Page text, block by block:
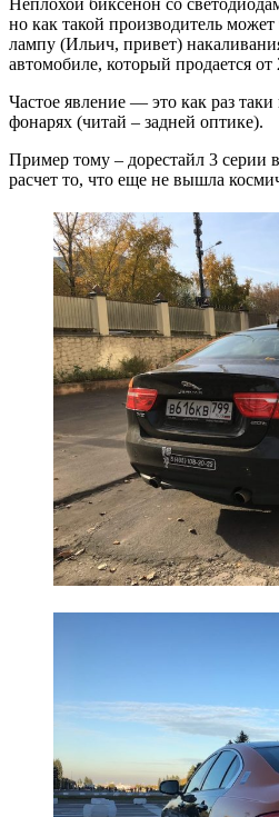
Неплохой биксенон со
но как такой производитель может
лампу (Ильич, привет)
автомобиле, который продается
Частое явление — это как раз
фонарях (читай – задней оптике).
Пример тому – дорестайл 3 серии
расчет то, что еще не вышла